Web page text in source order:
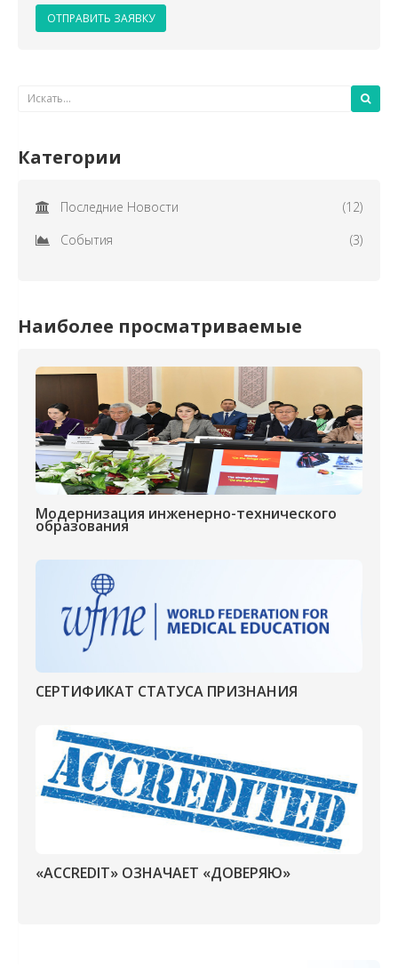
ОТПРАВИТЬ ЗАЯВКУ
Категории
Последние Новости
(12)
События
(3)
Наиболее просматриваемые
Модернизация инженерно-технического
образования
СЕРТИФИКАТ СТАТУСА ПРИЗНАНИЯ
«ACCREDIT» ОЗНАЧАЕТ «ДОВЕРЯЮ»